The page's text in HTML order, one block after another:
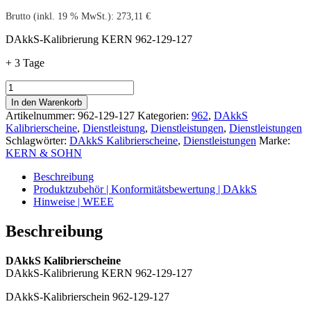
Brutto (inkl. 19 % MwSt.): 273,11 €
DAkkS-Kalibrierung KERN 962-129-127
+ 3 Tage
DAkkS-
Kalibrierschein
962-
129-
127
Menge
In den Warenkorb
Artikelnummer: 962-129-127 Kategorien: 962, DAkkS
Kalibrierscheine, Dienstleistung, Dienstleistungen, Dienstleistungen
Schlagwörter: DAkkS Kalibrierscheine, Dienstleistungen Marke:
KERN & SOHN
Beschreibung
Produktzubehör | Konformitätsbewertung | DAkkS
Hinweise | WEEE
Beschreibung
DAkkS Kalibrierscheine
DAkkS-Kalibrierung KERN 962-129-127
DAkkS-Kalibrierschein 962-129-127